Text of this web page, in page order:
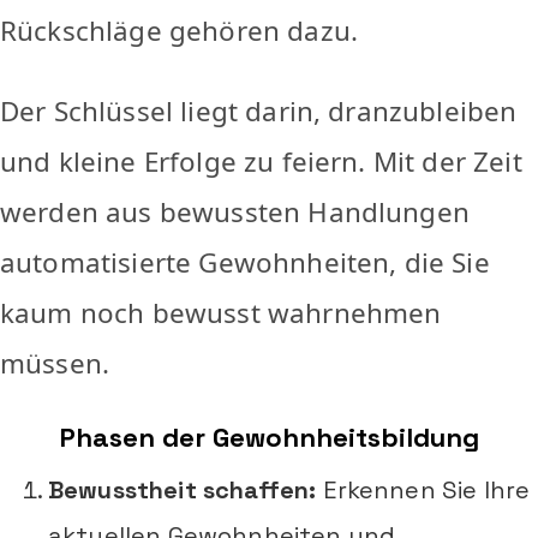
Rückschläge gehören dazu.
Der Schlüssel liegt darin, dranzubleiben
und kleine Erfolge zu feiern. Mit der Zeit
werden aus bewussten Handlungen
automatisierte Gewohnheiten, die Sie
kaum noch bewusst wahrnehmen
müssen.
Phasen der Gewohnheitsbildung
Bewusstheit schaffen: Erkennen Sie Ihre